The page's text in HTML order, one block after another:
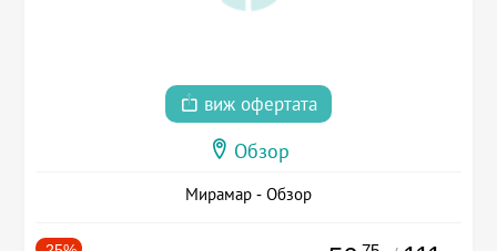
виж офертата
Обзор
Мирамар - Обзор